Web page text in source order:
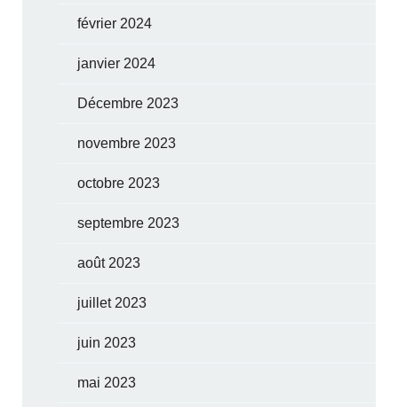
février 2024
janvier 2024
Décembre 2023
novembre 2023
octobre 2023
septembre 2023
août 2023
juillet 2023
juin 2023
mai 2023